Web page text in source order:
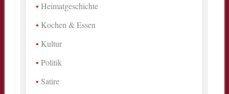
Heimatgeschichte
Kochen & Essen
Kultur
Politik
Satire